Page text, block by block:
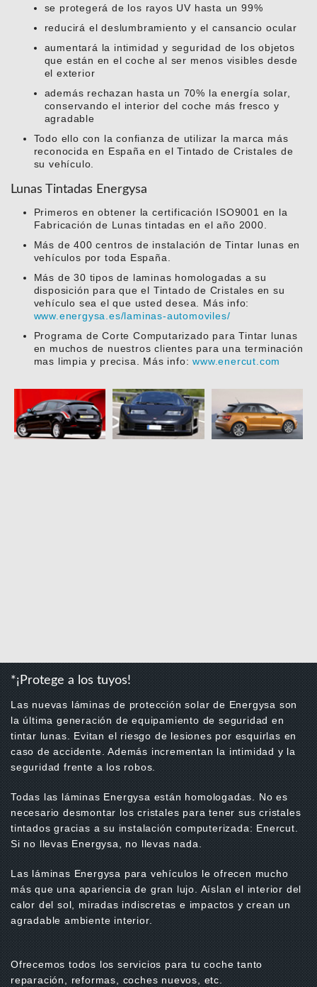
se protegerá de los rayos UV hasta un 99%
reducirá el deslumbramiento y el cansancio ocular
aumentará la intimidad y seguridad de los objetos
que están en el coche al ser menos visibles desde
el exterior
además rechazan hasta un 70% la energía solar,
conservando el interior del coche más fresco y
agradable
Todo ello con la confianza de utilizar la marca más
reconocida en España en el Tintado de Cristales de
su vehículo.
Lunas Tintadas Energysa
Primeros en obtener la certificación ISO9001 en la
Fabricación de Lunas tintadas en el año 2000.
Más de 400 centros de instalación de Tintar lunas en
vehículos por toda España.
Más de 30 tipos de laminas homologadas a su
disposición para que el Tintado de Cristales en su
vehículo sea el que usted desea. Más info:
www.energysa.es/laminas-automoviles/
Programa de Corte Computarizado para Tintar lunas
en muchos de nuestros clientes para una terminación
mas limpia y precisa. Más info:www.enercut.com
*¡Protege a los tuyos!
Las nuevas láminas de protección solar de Energysa son
la última generación de equipamiento de seguridad en
tintar lunas. Evitan el riesgo de lesiones por esquirlas en
caso de accidente. Además incrementan la intimidad y la
seguridad frente a los robos.
Todas las láminas Energysa están homologadas. No es
necesario desmontar los cristales para tener sus cristales
tintados gracias a su instalación computerizada: Enercut.
Si no llevas Energysa, no llevas nada.
Las láminas Energysa para vehículos le ofrecen mucho
más que una apariencia de gran lujo. Aíslan el interior del
calor del sol, miradas indiscretas e impactos y crean un
agradable ambiente interior.
Ofrecemos todos los servicios para tu coche tanto
reparación, reformas, coches nuevos, etc.